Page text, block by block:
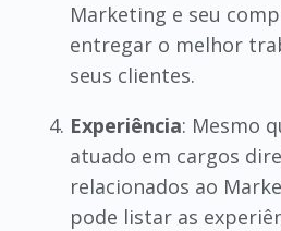
Marketing e seu
entregar o melhor
seus clientes.
Experiência: Mesmo
atuado em cargos
relacionados ao
pode listar as